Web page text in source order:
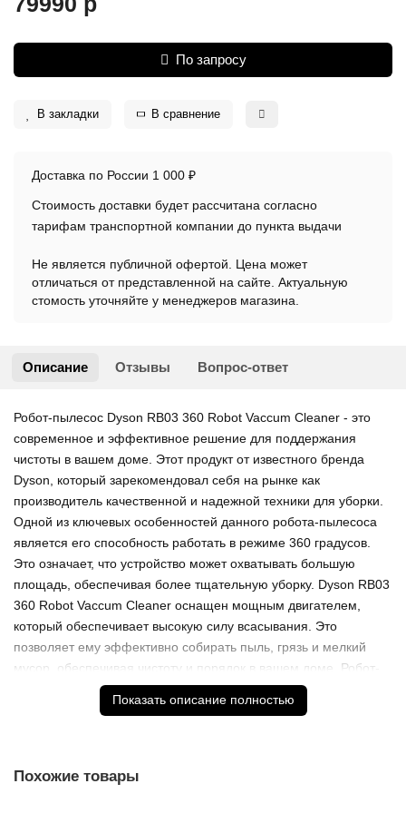
По запросу
В закладки В сравнение
Доставка по России 1 000 ₽
Стоимость доставки будет рассчитана согласно
тарифам транспортной компании до пункта выдачи
Не является публичной офертой. Цена может
отличаться от представленной на сайте. Актуальную
стомость уточняйте у менеджеров магазина.
Описание Отзывы Вопрос-ответ
Робот-пылесос Dyson RB03 360 Robot Vaccum Cleaner - это
современное и эффективное решение для поддержания
чистоты в вашем доме. Этот продукт от известного бренда
Dyson, который зарекомендовал себя на рынке как
производитель качественной и надежной техники для уборки.
Одной из ключевых особенностей данного робота-пылесоса
является его способность работать в режиме 360 градусов.
Это означает, что устройство может охватывать большую
площадь, обеспечивая более тщательную уборку. Dyson RB03
360 Robot Vaccum Cleaner оснащен мощным двигателем,
который обеспечивает высокую силу всасывания. Это
позволяет ему эффективно собирать пыль, грязь и мелкий
мусор, обеспечивая чистоту и порядок в вашем доме. Робот-
пылесос оснащен системой навигации, которая позволяет ему
ориентироваться в пространстве и находить наиболее
уборку. Устройство оснащено функцией распознавания
Показать описание полностью
Похожие товары